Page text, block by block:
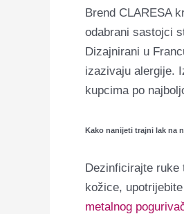
Brend CLARESA
odabrani sastojci
Dizajnirani u
izazivaju alergije.
kupcima po
Kako nanijeti trajni lak na
Dezinficirajte ruke
kožice, upotrijebite
metalnog